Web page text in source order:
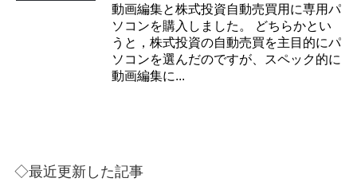
動画編集と株式投資自動売買用に専用パ
ソコンを購入しました。 どちらかとい
うと，株式投資の自動売買を主目的にパ
ソコンを選んだのですが、スペック的に
動画編集に...
◇最近更新した記事